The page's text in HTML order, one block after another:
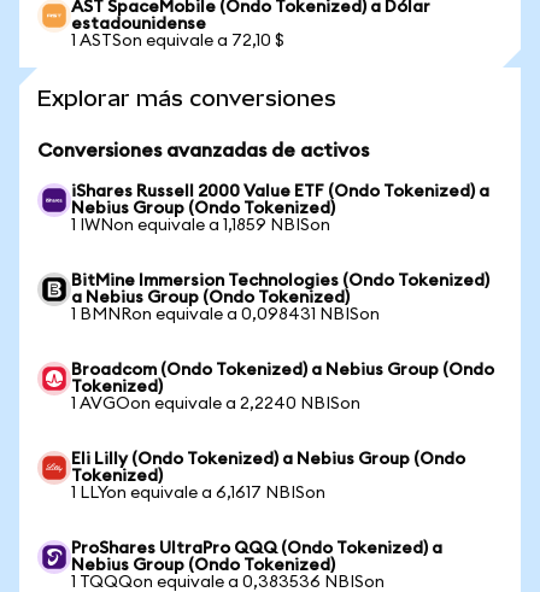
AST SpaceMobile (Ondo Tokenized) a Dólar
estadounidense
1 ASTSon equivale a 72,10 $
Explorar más conversiones
Conversiones avanzadas de activos
iShares Russell 2000 Value ETF (Ondo Tokenized) a
Nebius Group (Ondo Tokenized)
1 IWNon equivale a 1,1859 NBISon
BitMine Immersion Technologies (Ondo Tokenized)
a Nebius Group (Ondo Tokenized)
1 BMNRon equivale a 0,098431 NBISon
Broadcom (Ondo Tokenized) a Nebius Group (Ondo
Tokenized)
1 AVGOon equivale a 2,2240 NBISon
Eli Lilly (Ondo Tokenized) a Nebius Group (Ondo
Tokenized)
1 LLYon equivale a 6,1617 NBISon
ProShares UltraPro QQQ (Ondo Tokenized) a
Nebius Group (Ondo Tokenized)
1 TQQQon equivale a 0,383536 NBISon